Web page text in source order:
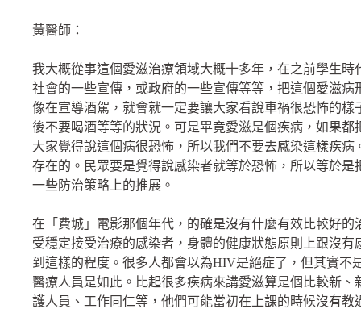
黃醫師：
我大概從事這個愛滋治療領域大概十多年，在之前學生
社會的一些宣傳，或政府的一些宣傳等等，把這個愛滋病
像在宣導酒駕，就會就一定要讓大家看說車禍很恐怖的
後不要喝酒等等的狀況。可是畢竟愛滋是個疾病，如果
大家覺得說這個病很恐怖，所以我們不要去感染這樣疾
存在的。民眾要是覺得說感染者就等於恐怖，所以等於
一些防治策略上的推展。
在「費城」電影那個年代，的確是沒有什麼有效比較好
受穩定接受治療的感染者，身體的健康狀態原則上跟沒
到這樣的程度。很多人都會以為HIV是絕症了，但其實不
醫療人員是如此。比起很多疾病來講愛滋算是個比較新
護人員、工作同仁等，他們可能當初在上課的時候沒有